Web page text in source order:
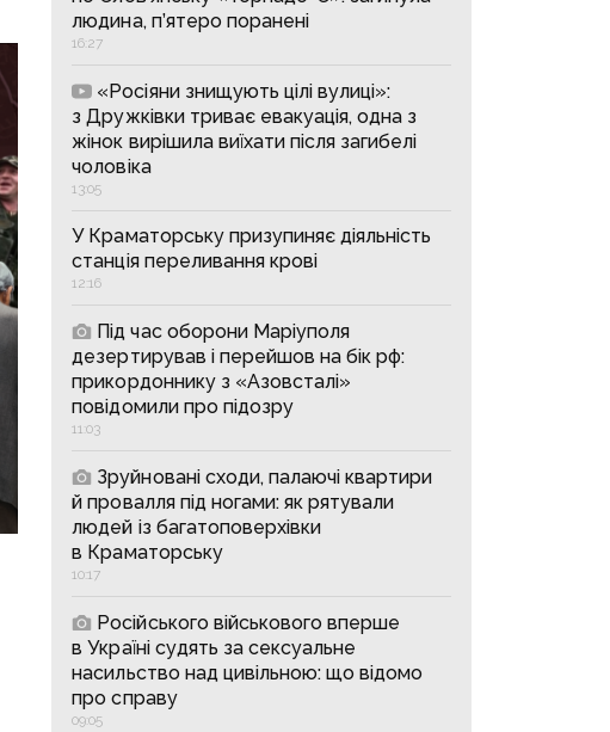
людина, п’ятеро поранені
16:27
«Росіяни знищують цілі вулиці»:
з Дружківки триває евакуація, одна з
жінок вирішила виїхати після загибелі
чоловіка
13:05
У Краматорську призупиняє діяльність
станція переливання крові
12:16
Під час оборони Маріуполя
дезертирував і перейшов на бік рф:
прикордоннику з «Азовсталі»
повідомили про підозру
11:03
Зруйновані сходи, палаючі квартири
й провалля під ногами: як рятували
людей із багатоповерхівки
в Краматорську
10:17
Російського військового вперше
в Україні судять за сексуальне
насильство над цивільною: що відомо
про справу
09:05